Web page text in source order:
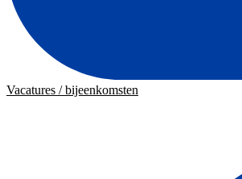
Vacatures / bijeenkomsten